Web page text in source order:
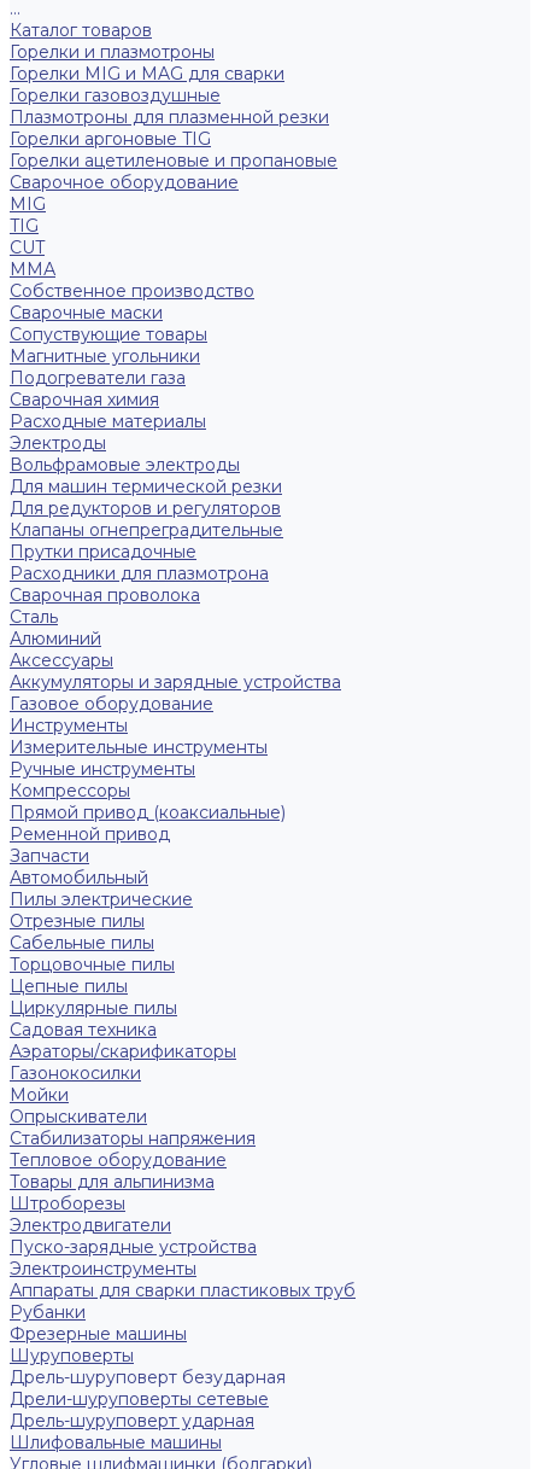
...
Каталог товаров
Горелки и плазмотроны
Горелки MIG и MAG для сварки
Горелки газовоздушные
Плазмотроны для плазменной резки
Горелки аргоновые TIG
Горелки ацетиленовые и пропановые
Сварочное оборудование
MIG
TIG
CUT
ММА
Собственное производство
Сварочные маски
Сопуствующие товары
Магнитные угольники
Подогреватели газа
Сварочная химия
Расходные материалы
Электроды
Вольфрамовые электроды
Для машин термической резки
Для редукторов и регуляторов
Клапаны огнепреградительные
Прутки присадочные
Расходники для плазмотрона
Сварочная проволока
Сталь
Алюминий
Аксессуары
Аккумуляторы и зарядные устройства
Газовое оборудование
Инструменты
Измерительные инструменты
Ручные инструменты
Компрессоры
Прямой привод (коаксиальные)
Ременной привод
Запчасти
Автомобильный
Пилы электрические
Отрезные пилы
Сабельные пилы
Торцовочные пилы
Цепные пилы
Циркулярные пилы
Садовая техника
Аэраторы/скарификаторы
Газонокосилки
Мойки
Опрыскиватели
Стабилизаторы напряжения
Тепловое оборудование
Товары для альпинизма
Штроборезы
Электродвигатели
Пуско-зарядные устройства
Электроинструменты
Аппараты для сварки пластиковых труб
Рубанки
Фрезерные машины
Шуруповерты
Дрель-шуруповерт безударная
Дрели-шуруповерты сетевые
Дрель-шуруповерт ударная
Шлифовальные машины
Угловые шлифмашинки (болгарки)